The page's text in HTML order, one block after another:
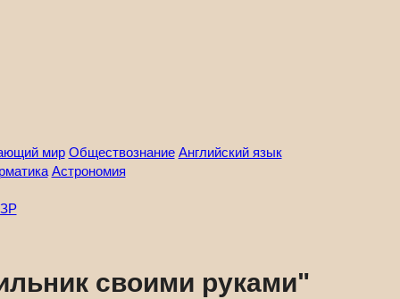
мир Обществознание Английский язык
Астрономия
своими руками"